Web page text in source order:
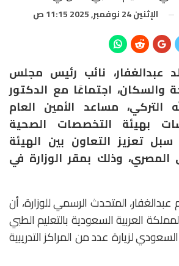
الإثنين 24 نوفمبر, 2025 11:15 ص
عبدالغفار، نائب رئيس مجلس
والسكان، اجتماعًا مع الدكتور
التركي، مساعد الأمين العام
بهيئة التخصصات الصحية
تعزيز التعاون بين الهيئة
وذلك بمقر الوزارة في
المتحدث الرسمي للوزارة، أن
العربية السعودية بالتعليم الطبي
لزيارة عدد من المراكز التدريبية